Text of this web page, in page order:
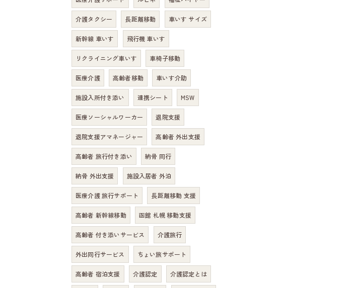
介護タクシー 長距離移動 車いす サイズ
新幹線 車いす 飛行機 車いす
リクライニング車いす 車椅子移動
医療介護 高齢者移動 車いす介助
施設入所付き添い 連携シート MSW
医療ソーシャルワーカー 退院支援
退院支援アマネージャー 高齢者 外出支援
高齢者 旅行付き添い 納骨 同行
納骨 外出支援 施設入居者 外泊
医療介護 旅行サポート 長距離移動 支援
高齢者 新幹線移動 函館 札幌 移動支援
高齢者 付き添いサービス 介護旅行
外出同行サービス ちょい旅サポート
高齢者 宿泊支援 介護認定 介護認定とは